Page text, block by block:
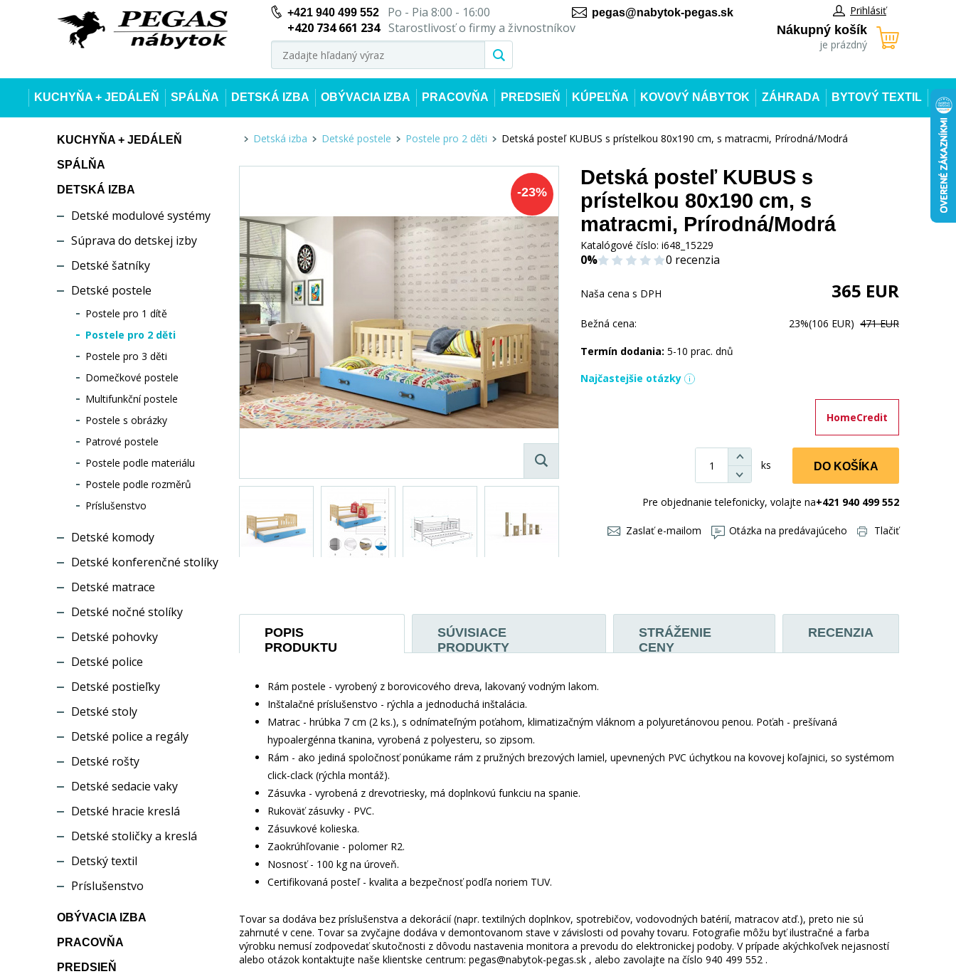
+421 940 499 552
Po - Pia 8:00 - 16:00
+420 734 661 234 Starostlivosť o firmy a živnostníkov
pegas@nabytok-pegas.sk Prihlásiť
Nákupný košík
je prázdný
KUCHYŇA + JEDÁLEŇ SPÁLŇA DETSKÁ IZBA OBÝVACIA IZBA PRACOVŇA PREDSIEŇ KÚPEĽŇA KOVOVÝ NÁBYTOK ZÁHRADA BYTOVÝ TEXTIL
KUCHYŇA + JEDÁLEŇ
SPÁLŇA
DETSKÁ IZBA
Detské modulové systémy
Súprava do detskej izby
Detské šatníky
Detské postele
Postele pro 1 dítě
Postele pro 2 děti
Postele pro 3 děti
Domečkové postele
Multifunkční postele
Postele s obrázky
Patrové postele
Postele podle materiálu
Postele podle rozměrů
Príslušenstvo
Detské komody
Detské konferenčné stolíky
Detské matrace
Detské nočné stolíky
Detské pohovky
Detské police
Detské postieľky
Detské stoly
Detské police a regály
Detské rošty
Detské sedacie vaky
Detské hracie kreslá
Detské stoličky a kreslá
Detský textil
Príslušenstvo
OBÝVACIA IZBA
PRACOVŇA
PREDSIEŇ
Detská izba Detské postele Postele pro 2 děti Detská posteľ KUBUS s prístelkou 80x190 cm, s matracmi, Prírodná/Modrá
-23%
Detská posteľ KUBUS s
prístelkou 80x190 cm, s
matracmi, Prírodná/Modrá
Katalógové číslo: i648_15229
0% 0 recenzia
Naša cena s DPH 365 EUR
Bežná cena: 23%(106 EUR) 471 EUR
Termín dodania: 5-10 prac. dnů
Najčastejšie otázky
HomeCredit
ks DO KOŠÍKA
Pre objednanie telefonicky, volajte na+421 940 499 552
Zaslať e-mailom Otázka na predávajúceho Tlačiť
POPIS
PRODUKTU
SÚVISIACE
PRODUKTY
STRÁŽENIE
CENY
RECENZIA
Rám postele - vyrobený z borovicového dreva, lakovaný vodným lakom.
Inštalačné príslušenstvo - rýchla a jednoduchá inštalácia.
Matrac - hrúbka 7 cm (2 ks.), s odnímateľným poťahom, klimatizačným vláknom a polyuretánovou penou. Poťah - prešívaná
hypoalergénna tkanina, vyrobená z polyesteru, so zipsom.
Rám - ako jediná spoločnosť ponúkame rám z pružných brezových lamiel, upevnených PVC úchytkou na kovovej koľajnici, so systémom
click-clack (rýchla montáž).
Zásuvka - vyrobená z drevotriesky, má doplnkovú funkciu na spanie.
Rukoväť zásuvky - PVC.
Zásuvkové kolieska.
Zaokrúhľovanie - polomer R2.
Nosnosť - 100 kg na úroveň.
Certifikovaná posteľ - kvalita a bezpečnosť podľa noriem TUV.
Tovar sa dodáva bez príslušenstva a dekorácií (napr. textilných doplnkov, spotrebičov, vodovodných batérií, matracov atď.), preto nie sú
zahrnuté v cene. Tovar sa zvyčajne dodáva v demontovanom stave v závislosti od povahy tovaru. Fotografie môžu byť ilustračné a farba
výrobku nemusí zodpovedať skutočnosti z dôvodu nastavenia monitora a prevodu do elektronickej podoby. V prípade akýchkoľvek nejasností
alebo otázok kontaktujte naše klientske centrum: pegas@nabytok-pegas.sk , alebo zavolajte na číslo 940 499 552 .